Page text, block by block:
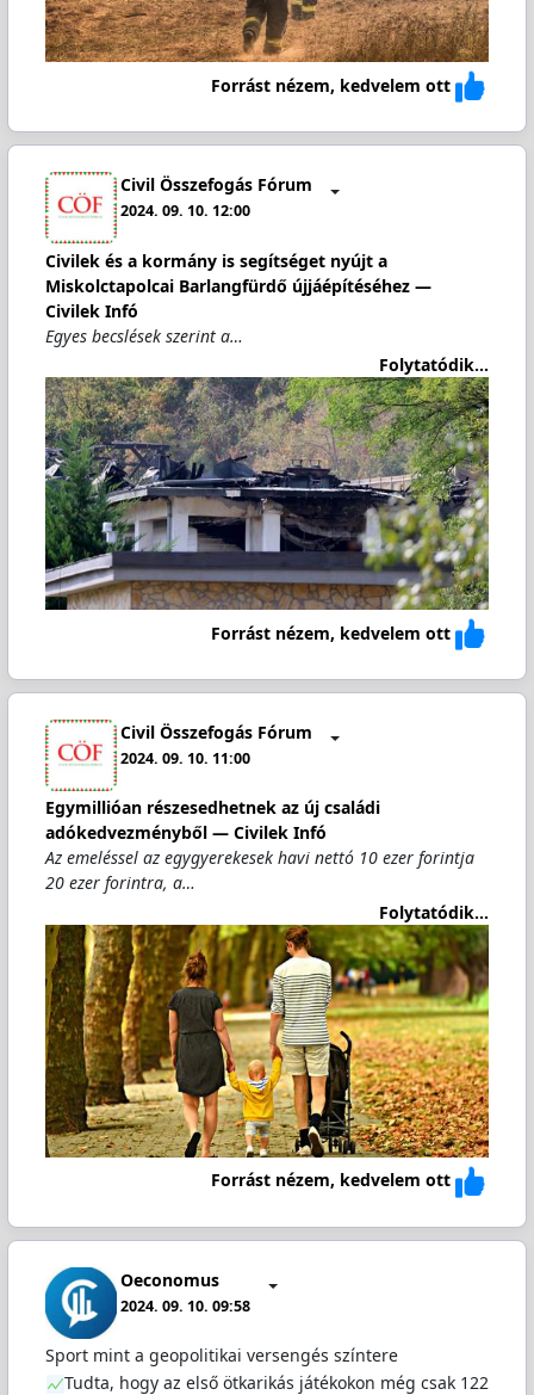
Forrást nézem, kedvelem ott
Civil Összefogás Fórum
2024. 09. 10. 12:00
Civilek és a kormány is segítséget nyújt a
Miskolctapolcai Barlangfürdő újjáépítéséhez —
Civilek Infó
Egyes becslések szerint a…
Folytatódik...
Forrást nézem, kedvelem ott
Civil Összefogás Fórum
2024. 09. 10. 11:00
Egymillióan részesedhetnek az új családi
adókedvezményből — Civilek Infó
Az emeléssel az egygyerekesek havi nettó 10 ezer forintja
20 ezer forintra, a…
Folytatódik...
Forrást nézem, kedvelem ott
Oeconomus
2024. 09. 10. 09:58
Sport mint a geopolitikai versengés színtere
Tudta, hogy az első ötkarikás játékokon még csak 122